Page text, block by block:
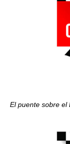
El puente sobre el